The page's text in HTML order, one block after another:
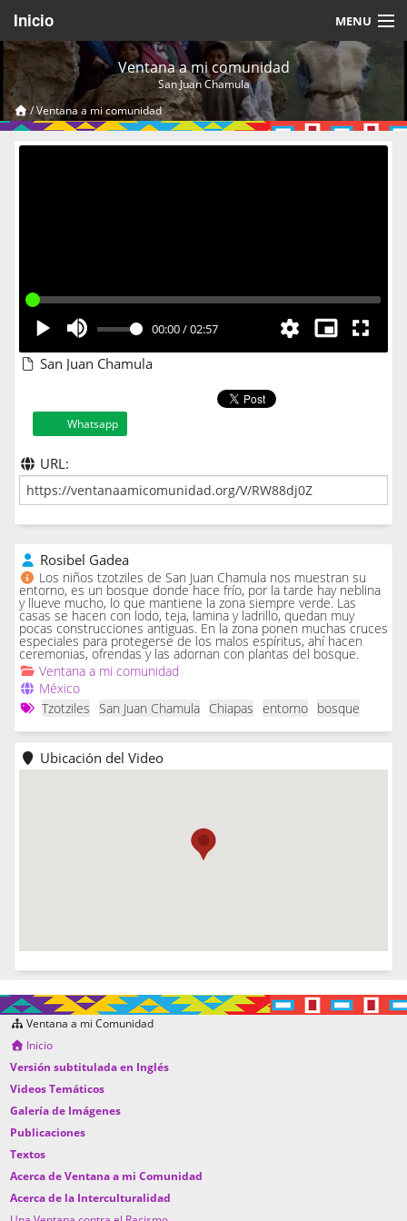
Inicio MENU
Acerca de
Videos Temáticos
Cerrar Sesión
Ventana a mi comunidad
San Juan Chamula
/Ventana a mi comunidad
00:00/02:57
San Juan Chamula
Whatsapp
URL:
Rosibel Gadea
Los niños tzotziles de San Juan Chamula nos muestran su
entorno, es un bosque donde hace frío, por la tarde hay neblina
y llueve mucho, lo que mantiene la zona siempre verde. Las
casas se hacen con lodo, teja, lamina y ladrillo, quedan muy
pocas construcciones antiguas. En la zona ponen muchas cruces
especiales para protegerse de los malos espíritus, ahí hacen
ceremonias, ofrendas y las adornan con plantas del bosque.
Ventana a mi comunidad
México
Tzotziles
San Juan Chamula Chiapas entorno bosque
Ubicación del Video
Ventana a mi Comunidad
Inicio
Versión subtitulada en Inglés
Videos Temáticos
Galería de Imágenes
Publicaciones
Textos
Acerca de Ventana a mi Comunidad
Acerca de la Interculturalidad